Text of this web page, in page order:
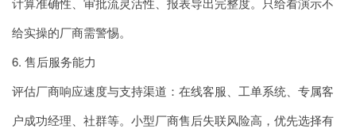
给实操的厂商需警惕。
6. 售后服务能力
评估厂商响应速度与支持渠道：在线客服、工单系统、专属客
户成功经理、社群等。小型厂商售后失联风险高，优先选择有